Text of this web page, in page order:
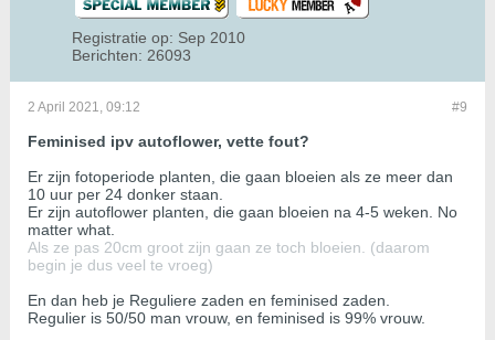
Registratie op: Sep 2010
Berichten: 26093
#9
2 April 2021, 09:12
Feminised ipv autoflower, vette fout?
Er zijn fotoperiode planten, die gaan bloeien als ze meer dan
10 uur per 24 donker staan.
Er zijn autoflower planten, die gaan bloeien na 4-5 weken. No
matter what.
Als ze pas 20cm groot zijn gaan ze toch bloeien. (daarom
begin je dus veel te vroeg)
En dan heb je Reguliere zaden en feminised zaden.
Regulier is 50/50 man vrouw, en feminised is 99% vrouw.